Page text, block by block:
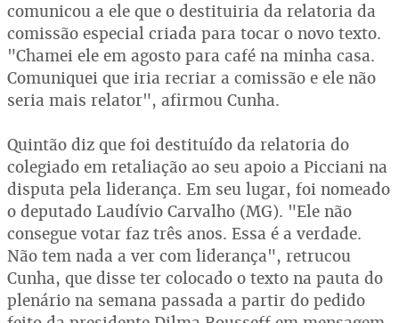
comunicou a ele que o destituiria da relatoria da
comissão especial criada para tocar o novo texto.
"Chamei ele em agosto para café na minha casa.
Comuniquei que iria recriar a comissão e ele não
seria mais relator", afirmou Cunha.
Quintão diz que foi destituído da relatoria do
colegiado em retaliação ao seu apoio a Picciani na
disputa pela liderança. Em seu lugar, foi nomeado
o deputado Laudívio Carvalho (MG). "Ele não
consegue votar faz três anos. Essa é a verdade.
Não tem nada a ver com liderança", retrucou
Cunha, que disse ter colocado o texto na pauta do
plenário na semana passada a partir do pedido